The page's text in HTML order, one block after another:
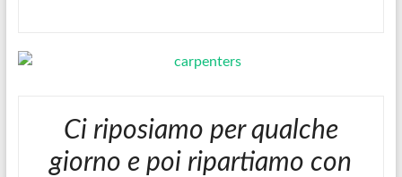
Ci riposiamo per qualche
giorno e poi ripartiamo con